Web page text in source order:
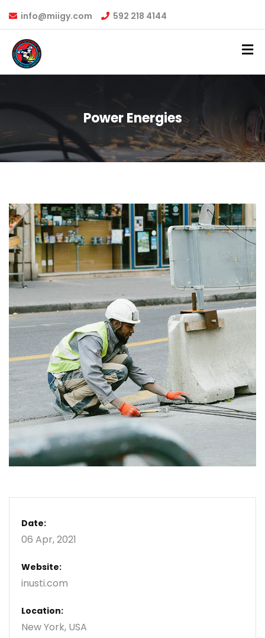
info@miigy.com 592 218 4144
Power Energies
Date:
06 Apr, 2021
Website:
inusti.com
Location:
New York, USA